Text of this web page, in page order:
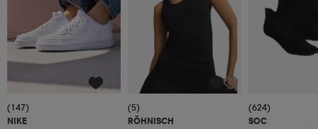
(147)
NIKE
(5)
RÖHNISCH
(624)
SOC